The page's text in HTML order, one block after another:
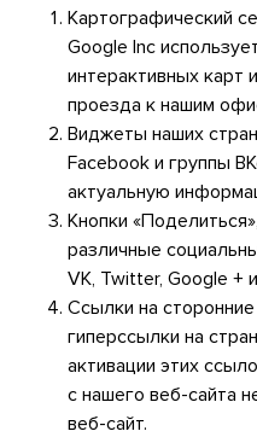
Картографический
Google Inc
интерактивных карт
проезда к нашим
Виджеты наших
Facebook и группы
актуальную
Кнопки
различные
VK, Twitter, Google +
Ссылки на
гиперссылки на
активации этих
с нашего веб-сайта
веб-сайт.